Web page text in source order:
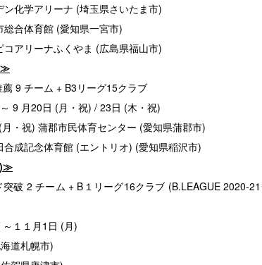
化学アリーナ (埼玉県さいたま市)
体育館 (愛知県一宮市)
リーナふくやま (広島県福山市)
9 チーム + B3リーグ15クラブ
9 月20日 (月・祝) / 23日 (木・祝)
・祝) 蒲郡市民体育センター (愛知県蒲郡市)
記念体育館 (エントリオ) (愛知県稲沢市)
)≫
破 2 チーム + B１リーグ16クラブ (B.LEAGUE 2020-
１１月1日 (月)
道札幌市)